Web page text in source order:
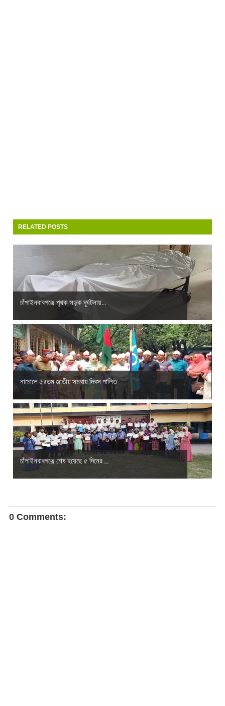
RELATED POSTS
চাঁপাইনবাবগঞ্জে পৃথক সড়ক দূর্ঘটনায়...
নাচোলে ৫৪তম জাতীয় সমবায় দিবস পালিত
চাঁপাইনবাবগঞ্জে শেষ হয়েছে ৫ দিনের ...
0 Comments: